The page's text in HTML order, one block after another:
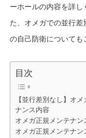
ーホールの内容を詳し
た、オメガでの並行差
の自己防衛についても
目次
【並行差別なし】オ
ナンス内容
オメガ正規メンテナン
オメガ正規メンテナ